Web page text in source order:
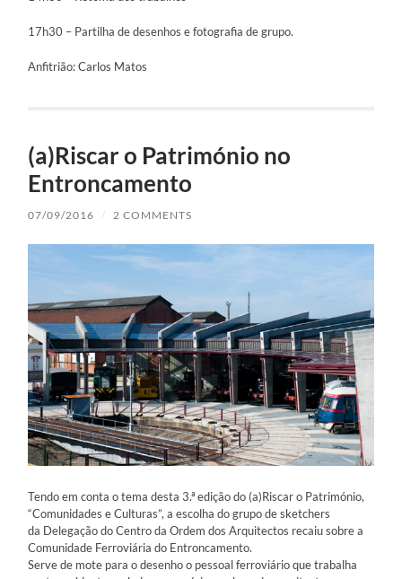
17h30 – Partilha de desenhos e fotografia de grupo.
Anfitrião: Carlos Matos
(a)Riscar o Património no
Entroncamento
07/09/2016 / 2 COMMENTS
Tendo em conta o tema desta 3.ª edição do (a)Riscar o Património,
“Comunidades e Culturas”, a escolha do grupo de sketchers
da Delegação do Centro da Ordem dos Arquitectos recaiu sobre a
Comunidade Ferroviária do Entroncamento.
Serve de mote para o desenho o pessoal ferroviário que trabalha